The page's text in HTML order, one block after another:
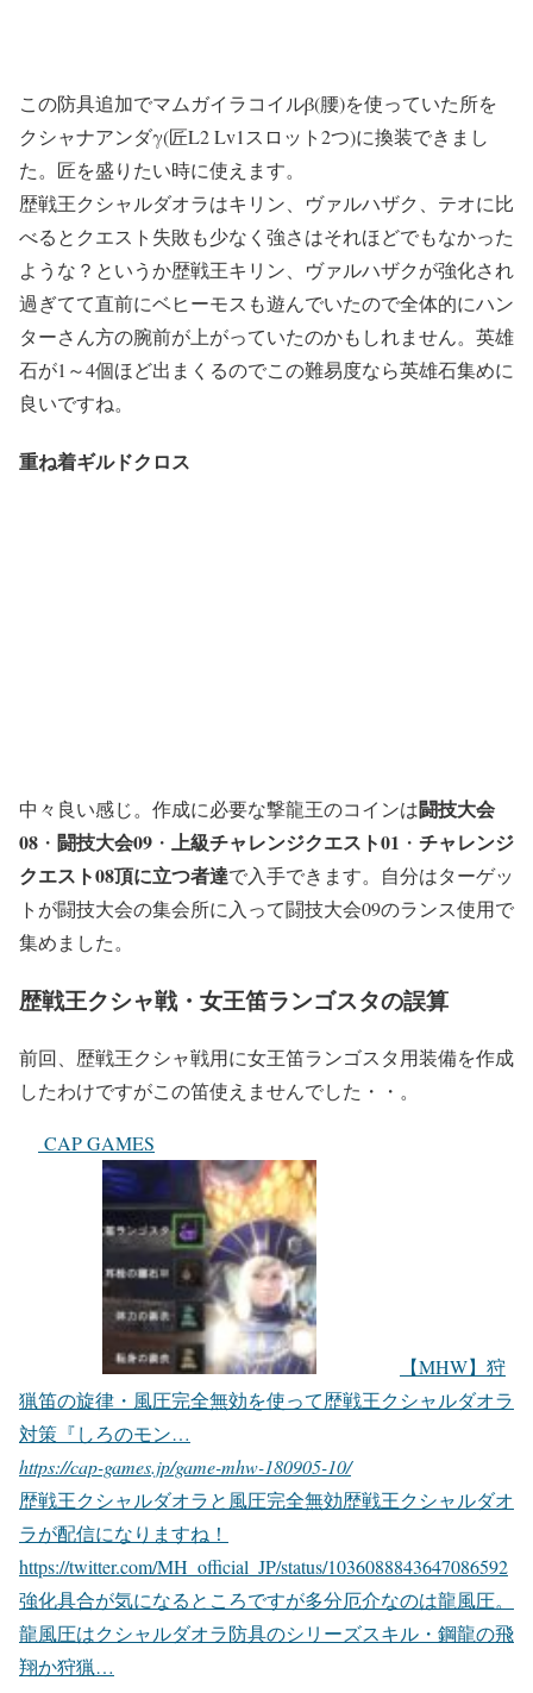
この防具追加でマムガイラコイルβ(腰)を使っていた所を
クシャナアンダγ(匠L2 Lv1スロット2つ)に換装できまし
た。匠を盛りたい時に使えます。
歴戦王クシャルダオラはキリン、ヴァルハザク、テオに比
べるとクエスト失敗も少なく強さはそれほどでもなかった
ような？というか歴戦王キリン、ヴァルハザクが強化され
過ぎてて直前にベヒーモスも遊んでいたので全体的にハン
ターさん方の腕前が上がっていたのかもしれません。英雄
石が1～4個ほど出まくるのでこの難易度なら英雄石集めに
良いですね。
重ね着ギルドクロス
中々良い感じ。作成に必要な撃龍王のコインは闘技大会
08 ・ 闘技大会09 ・ 上級チャレンジクエスト01 ・ チャレンジ
クエスト08頂に立つ者達で入手できます。自分はターゲッ
トが闘技大会の集会所に入って闘技大会09のランス使用で
集めました。
歴戦王クシャ戦・女王笛ランゴスタの誤算
前回、歴戦王クシャ戦用に女王笛ランゴスタ用装備を作成
したわけですがこの笛使えませんでした・・。
CAP GAMES
【MHW】狩
猟笛の旋律・風圧完全無効を使って歴戦王クシャルダオラ
対策『しろのモン…
https://cap-games.jp/game-mhw-180905-10/
歴戦王クシャルダオラと風圧完全無効歴戦王クシャルダオ
ラが配信になりますね！
https://twitter.com/MH_official_JP/status/1036088843647086592
強化具合が気になるところですが多分厄介なのは龍風圧。
龍風圧はクシャルダオラ防具のシリーズスキル・鋼龍の飛
翔か狩猟…